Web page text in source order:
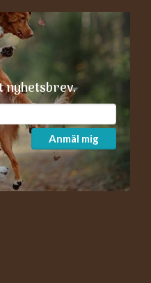
nyhetsbrev.
Anmäl mig